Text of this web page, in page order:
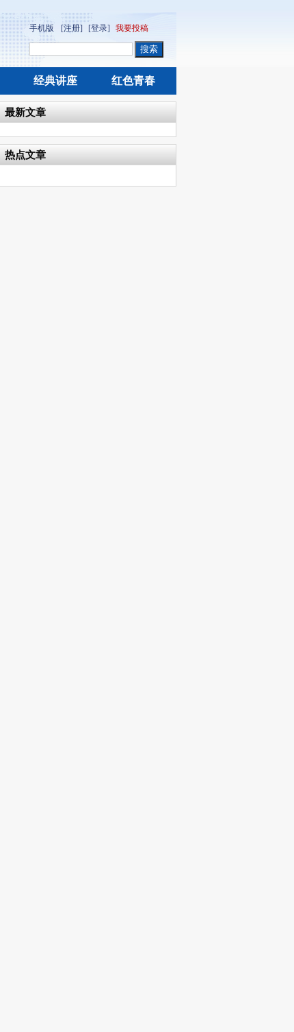
手机版 [注册] [登录] 我要投稿
经典讲座 红色青春
最新文章
热点文章